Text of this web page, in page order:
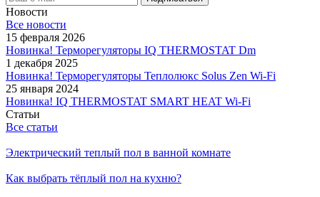
Новости
Все новости
15 февраля 2026
Новинка! Терморегуляторы IQ THERMOSTAT Dm
1 декабря 2025
Новинка! Терморегуляторы Теплолюкс Solus Zen Wi-Fi
25 января 2024
Новинка! IQ THERMOSTAT SMART HEAT Wi-Fi
Статьи
Все статьи
Электрический теплый пол в ванной комнате
Как выбрать тёплый пол на кухню?